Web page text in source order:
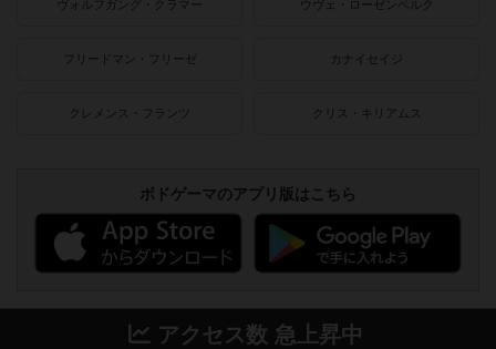
ヴォルフガング・クラマー ウヴェ・ローゼンベルク
フリードマン・フリーゼ カナイセイジ
クレメンス・フランツ クリス・キリアムス
ボドゲーマのアプリ版はこちら
アクセス数 急上昇中